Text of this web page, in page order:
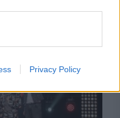
Privacy Policy